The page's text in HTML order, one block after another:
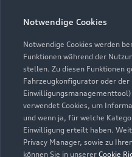
Notwendige Cookies
Notwendige Cookies werden
Funktionen während der
stellen. Zu diesen Funktionen
Fahrzeugkonfigurator oder der
verwendet Cookies, um
und wenn ja, für welche
Einwilligung erteilt haben.
Privacy Manager, sowie zu
können Sie in unserer Cookie
Öffnungszeiten
Service
Geschlossen,
Verkauf
Geschlossen,